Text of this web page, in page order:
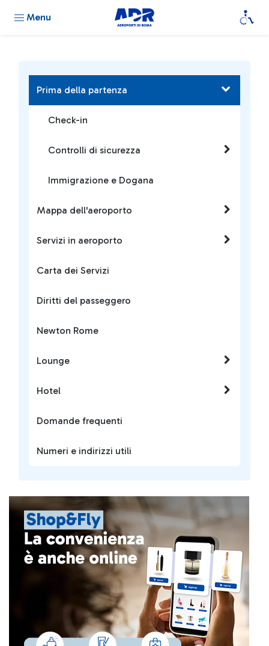
Menu
Prima della partenza
Check-in
Controlli di sicurezza
Immigrazione e Dogana
Mappa dell'aeroporto
Servizi in aeroporto
Carta dei Servizi
Diritti del passeggero
Newton Rome
Lounge
Hotel
Domande frequenti
Numeri e indirizzi utili